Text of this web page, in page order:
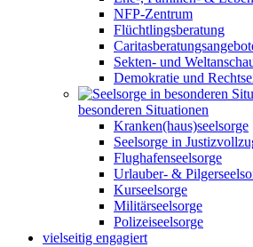
NFP-Zentrum
Flüchtlingsberatung
Sekten- und
Demokratie und
besonderen Situationen
Kranken(haus)seelsorge
Seelsorge in
Flughafenseelsorge
Urlauber- &
Kurseelsorge
Militärseelsorge
Polizeiseelsorge
vielseitig engagiert